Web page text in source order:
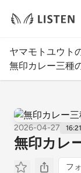
ヤマモトユウト
無印カレー三種
2026-04-27 16:21
無印カレ
フ